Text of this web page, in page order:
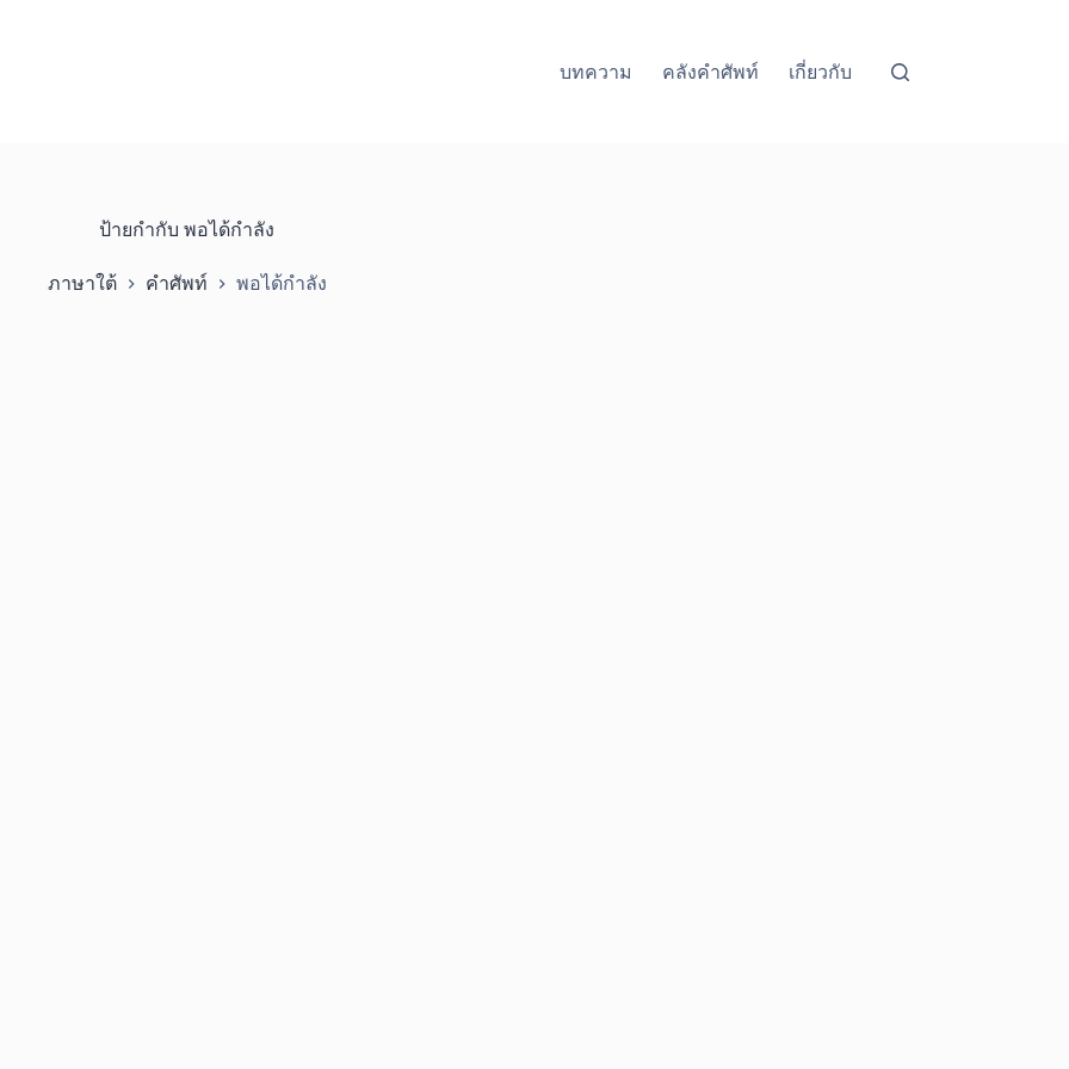
บทความ
คลังคำศัพท์ เกี่ยวกับ
ป้ายกำกับ พอได้กำลัง
ภาษาใต้ คำศัพท์ พอได้กำลัง